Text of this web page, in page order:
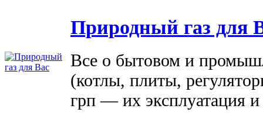
Природный газ для
Все о бытовом и
(котлы, плиты,
грп — их эксплуатация